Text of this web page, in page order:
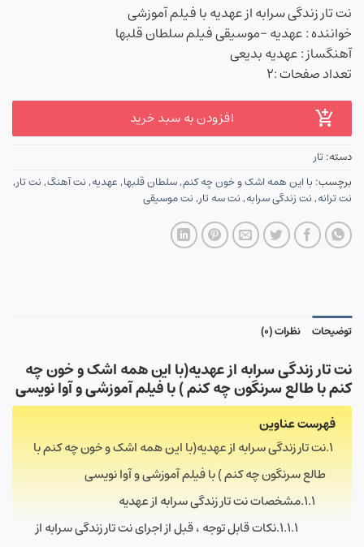
نت تار زندگی سرابه از عهدیه با فیلم آموزشی
خواننده : عهدیه -موسیقی فیلم سلطان قلبها
آهنگساز : عهدیه بدیعی
تعداد صفحات :۲
افزودن به سبد خرید
دسته:تار
برچسب: با این همه اشک و خون چه کنم,سلطان قلبها,عهدیه,نت آهنگ,نت تار,
نت ترانه,نت زندگی سرابه,نت سه تار,نت موسیقی
توضیحات نظرات (0)
نت تار زندگی سرابه از عهدیه(با این همه اشک و خون چه
کنم با طالع سرنگون چه کنم ) با فیلم آموزشی و آوا نویسی
فهرست عناوین
نت تار زندگی سرابه از عهدیه(با این همه اشک و خون چه کنم با
طالع سرنگون چه کنم ) با فیلم آموزشی و آوا نویسی
مشخصات نت تار زندگی سرابه از عهدیه
نکات قابل توجه ، قبل از اجرای نت تار زندگی سرابه از